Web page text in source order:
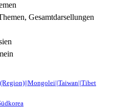
Gesamtdarsellungen